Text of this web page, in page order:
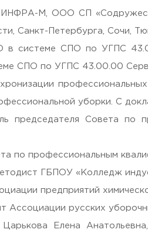
конференция «Наука – Сервису»
ИНФРА-М, ООО СП
Санкт-Петербурга, Сочи,
в системе СПО по УГПС
СПО по УГПС 43.00.00
уборки. С
председателя Совета по
по профессиональным
ГБПОУ «Колледж
предприятий
Ассоциации русских
Елена